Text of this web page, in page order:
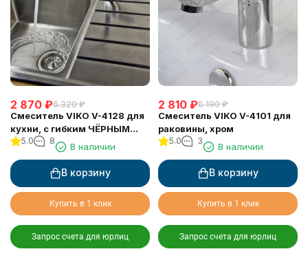
2 870 ₽6 320 ₽
Смеситель VIKO V-4128 для
кухни, с гибким ЧЁРНЫМ
изливом, Хром
5.0 8
В наличии
В корзину
Купить в 1 клик
Запрос счета для юрлиц
2 810 ₽6 190 ₽
Смеситель VIKO V-4101 для
раковины, хром
5.0 3
В наличии
В корзину
Купить в 1 клик
Запрос счета для юрлиц